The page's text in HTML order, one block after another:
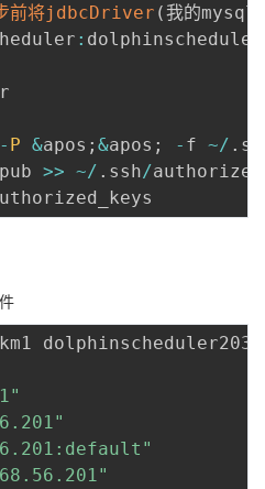
前将jdbcDriver (我的mysql
:
- P &apos ; &apos ; - f ~/ .
pub >> ~/ . ssh/
dolphinscheduler203